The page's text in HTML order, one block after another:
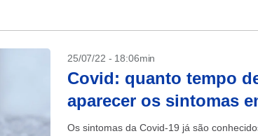
25/07/22 - 18:06min
Covid: quanto tempo
aparecer os sintomas
Os sintomas da Covid-19 já são